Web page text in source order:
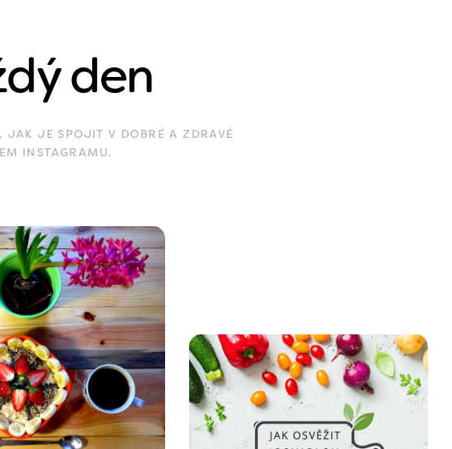
den
JE SPOJIT V DOBRÉ A ZDRAVÉ
INSTAGRAMU.